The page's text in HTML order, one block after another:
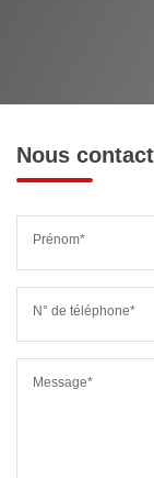
Nous
Prénom*
N° de téléphone*
Message*